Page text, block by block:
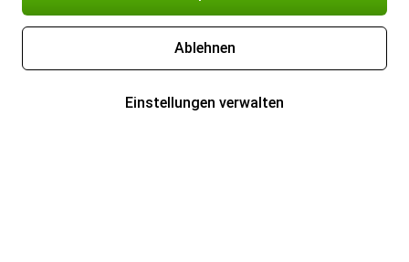
Ablehnen
Einstellungen verwalten